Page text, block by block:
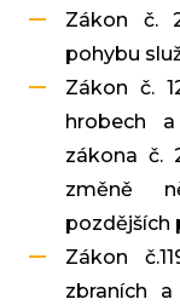
Zákon č.
pohybu
Zákon č.
hrobech
zákona č.
změně
pozdějších
Zákon
zbraních